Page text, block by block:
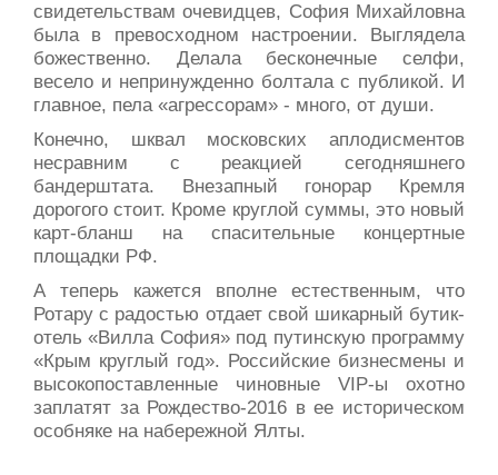
свидетельствам очевидцев, София Михайловна
была в превосходном настроении. Выглядела
божественно. Делала бесконечные селфи,
весело и непринужденно болтала с публикой. И
главное, пела «агрессорам» - много, от души.
Конечно, шквал московских аплодисментов
несравним с реакцией сегодняшнего
бандерштата. Внезапный гонорар Кремля
дорогого стоит. Кроме круглой суммы, это новый
карт-бланш на спасительные концертные
площадки РФ.
А теперь кажется вполне естественным, что
Ротару с радостью отдает свой шикарный бутик-
отель «Вилла София» под путинскую программу
«Крым круглый год». Российские бизнесмены и
высокопоставленные чиновные VIP-ы охотно
заплатят за Рождество-2016 в ее историческом
особняке на набережной Ялты.